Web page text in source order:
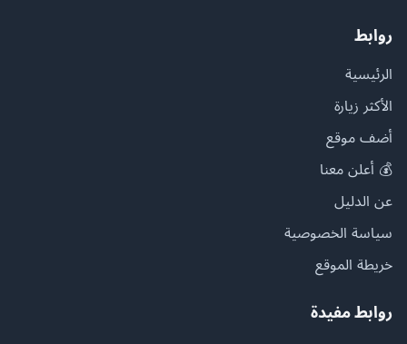
روابط
الرئيسية
الأكثر زيارة
أضف موقع
💰 أعلن معنا
عن الدليل
سياسة الخصوصية
خريطة الموقع
روابط مفيدة